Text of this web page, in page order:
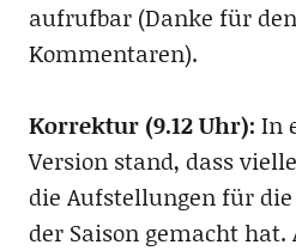
aufrufbar (Danke für
Kommentaren).
Korrektur (9.12 Uhr): In
Version stand, dass
die Aufstellungen für
der Saison gemacht hat.